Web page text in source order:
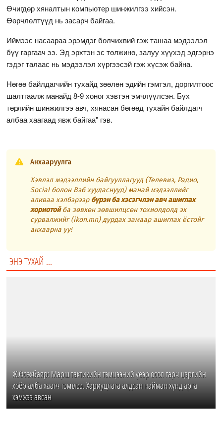
Өчигдөр хяналтын компьютер шинжилгээ хийсэн.
Өөрчлөлтүүд нь засарч байгаа.
Иймээс насаараа эрэмдэг болчихвий гэж ташаа мэдээлэл
бүү гаргаач ээ. Эд эрхтэн эс төлжинө, залуу хүүхэд эдгэрнэ
гэдэг талаас нь мэдээлэл хүргээсэй гэж хүсэж байна.
Нөгөө байлдагчийн тухайд зөөлөн эдийн гэмтэл, доргилтоос
шалтгаалж манайд 8-9 хоног хэвтэн эмчлүүлсэн. Бүх
төрлийн шинжилгээ авч, хянасан бөгөөд тухайн байлдагч
албаа хаагаад явж байгаа" гэв.
Анхааруулга
Хэвлэл мэдээллийн байгууллагууд (Телевиз, Радио,
Social болон Вэб хуудаснууд) манай мэдээллийг
аливаа хэлбэрээр бүрэн ба хэсэгчлэн авч ашиглах
хориотойба зөвхөн зөвшилцсөн тохиолдолд эх
сурвалжийг (ikon.mn) дурдах замаар ашиглах ёстойг
анхаарна уу!
ЭНЭ ТУХАЙ ...
Ж.Өсөхбаяр: Марш тактикийн тэмцээний үеэр осол гарч цэргийн
хоёр алба хаагч гэмтлээ. Хариуцлага алдсан найман хүнд арга
хэмжээ авсан